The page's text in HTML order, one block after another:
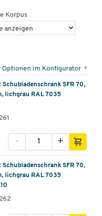
Korpus
Optionen im Konfigurator
Schubladenschrank SFR 70,
lichgrau RAL 7035
+
-
Schubladenschrank SFR 70,
lichgrau RAL 7035